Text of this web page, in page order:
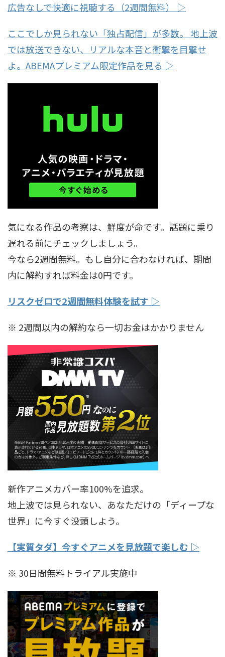
広告なしで快適に視聴する（2週間無料） ▷
ここでしか見られない「独占配信」が多数。 地上波
では放送できない、リアルな本音と衝撃を目撃せ
よ。ABEMAプレミアム限定作品を見る ▷
気になる作品の考察は、鮮度が命です。話題に乗り
遅れる前にチェックしましょう。
今なら2週間無料。もし自分に合わなければ、期間
内に解約すれば料金は0円です。
リスクゼロで2週間無料体験を試す ▷
※ 2週間以内の解約なら一切お金はかかりません
新作アニメカバー率100%を追求。
地上波では見られない、あなただけの「ディープな
世界」に今すぐ没頭しよう。
【実質タダ】今すぐアニメを見放題で楽しむ ▷
※ 30日間無料トライアル実施中